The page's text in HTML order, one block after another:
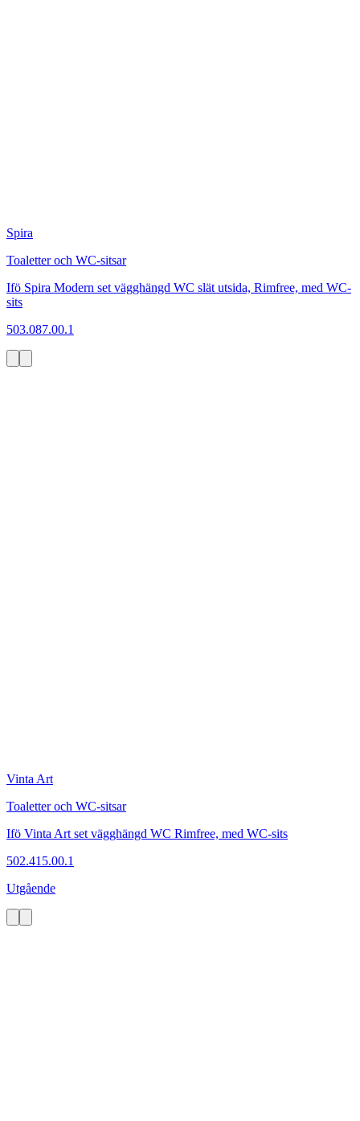
Spira
Toaletter och WC-sitsar
Ifö Spira Modern set vägghängd WC slät utsida, Rimfree, med WC-
sits
503.087.00.1
Vinta Art
Toaletter och WC-sitsar
Ifö Vinta Art set vägghängd WC Rimfree, med WC-sits
502.415.00.1
Utgående